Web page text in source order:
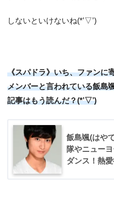
しないといけないね(*’▽’)
《スパドラ》いち、ファンに
メンバーと言われている飯島
記事はもう読んだ？(*’▽’)
飯島颯(はや
隊やニュー
ダンス！熱